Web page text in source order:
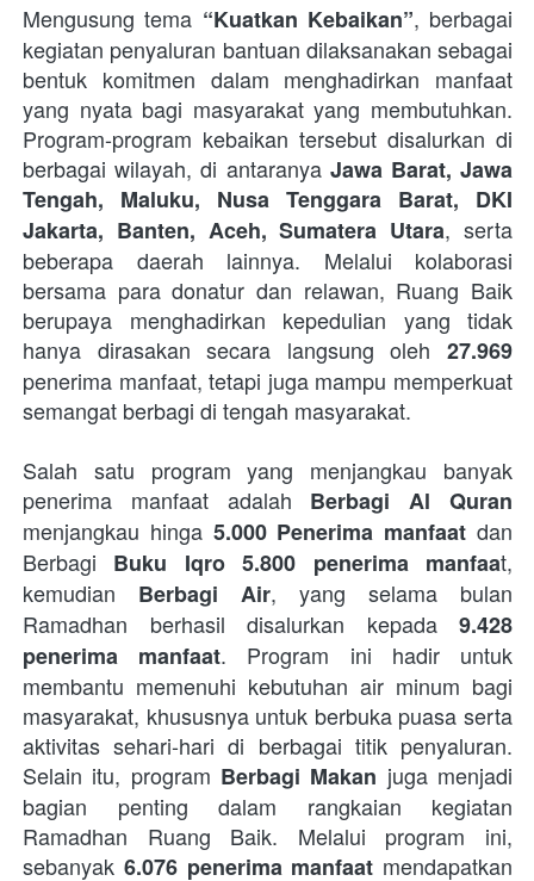
Mengusung tema “Kuatkan Kebaikan”, berbagai
kegiatan penyaluran bantuan dilaksanakan sebagai
bentuk komitmen dalam menghadirkan manfaat
yang nyata bagi masyarakat yang membutuhkan.
Program-program kebaikan tersebut disalurkan di
berbagai wilayah, di antaranya Jawa Barat, Jawa
Tengah, Maluku, Nusa Tenggara Barat, DKI
Jakarta, Banten, Aceh, Sumatera Utara, serta
beberapa daerah lainnya. Melalui kolaborasi
bersama para donatur dan relawan, Ruang Baik
berupaya menghadirkan kepedulian yang tidak
hanya dirasakan secara langsung oleh 27.969
penerima manfaat, tetapi juga mampu memperkuat
semangat berbagi di tengah masyarakat.
Salah satu program yang menjangkau banyak
penerima manfaat adalah
menjangkau hinga 5.000 Penerima manfaat dan
Berbagi Buku Iqro 5.800 penerima manfaat,
kemudian Berbagi Air, yang selama bulan
Ramadhan berhasil disalurkan kepada 9.428
penerima manfaat. Program ini hadir untuk
membantu memenuhi kebutuhan air minum bagi
masyarakat, khususnya untuk berbuka puasa serta
aktivitas sehari-hari di berbagai titik penyaluran.
Selain itu, program Berbagi Makan juga menjadi
bagian penting dalam rangkaian kegiatan
Ramadhan Ruang Baik. Melalui program ini,
sebanyak 6.076 penerima manfaat mendapatkan